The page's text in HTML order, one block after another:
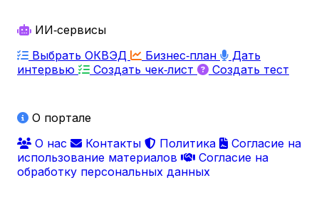
ИИ‑сервисы
Выбрать ОКВЭД
Бизнес‑план
Дать
интервью
Создать чек‑лист Создать тест
О портале
О нас
Контакты Политика
Согласие на
использование материалов
Согласие на
обработку персональных данных